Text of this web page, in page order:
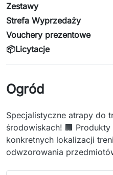
Zestawy
Strefa Wyprzedaży
Vouchery prezentowe
📦Licytacje
Ogród
Specjalistyczne atrapy do
środowiskach! 🏢
konkretnych lokalizacji
odwzorowania